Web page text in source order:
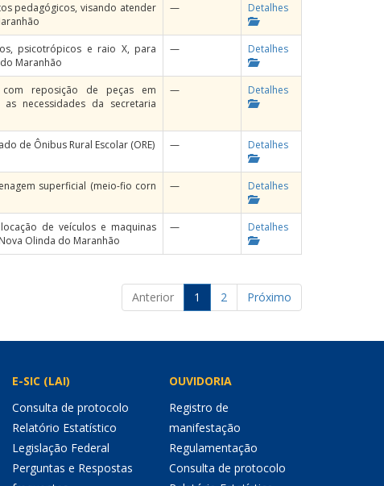
pedagógicos, visando atender
— Detalhes
psicotrópicos e raio X, para
Maranhão
— Detalhes
reposição de peças em
necessidades da secretaria
— Detalhes
de Ônibus Rural Escolar (ORE) — Detalhes
superficial (meio-fio corn
— Detalhes
de veículos e maquinas
Olinda do Maranhão
— Detalhes
Anterior
1 2 Próximo
E-SIC (LAI)
Consulta de protocolo
Relatório Estatístico
Legislação Federal
Perguntas e Respostas
OUVIDORIA
Registro de
manifestação
Regulamentação
Consulta de protocolo